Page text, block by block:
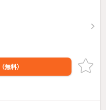
（無料）